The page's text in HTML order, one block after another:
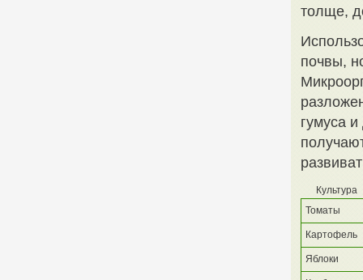
толще,
почвы,
гумуса
Культура
Томаты
Картофель
Яблоки